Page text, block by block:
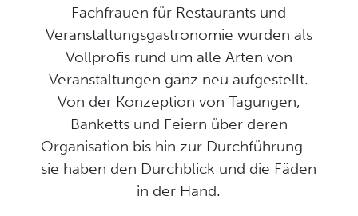
Fachfrauen für Restaurants und
Veranstaltungsgastronomie wurden als
Vollprofis rund um alle Arten von
Veranstaltungen ganz neu aufgestellt.
Von der Konzeption von Tagungen,
Banketts und Feiern über deren
Organisation bis hin zur Durchführung –
sie haben den Durchblick und die Fäden
in der Hand.